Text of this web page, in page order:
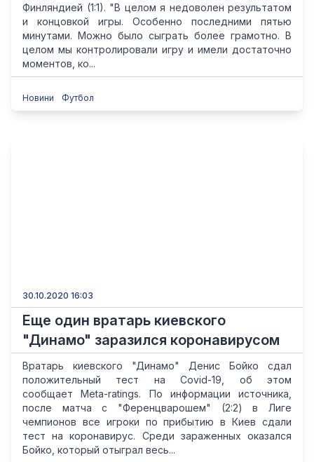
Финляндией (1:1). "В целом я недоволен результатом
и концовкой игры. Особенно последними пятью
минутами. Можно было сыграть более грамотно. В
целом мы контролировали игру и имели достаточно
моментов, ко...
Новини Футбол
30.10.2020 16:03
Еще один вратарь киевского
"Динамо" заразился коронавирусом
Вратарь киевского "Динамо" Денис Бойко сдал
положительный тест на Covid-19, об этом
сообщает Meta-ratings. По информации источника,
после матча с "Ференцварошем" (2:2) в Лиге
чемпионов все игроки по прибытию в Киев сдали
тест на коронавирус. Среди зараженных оказался
Бойко, который отыграл весь...